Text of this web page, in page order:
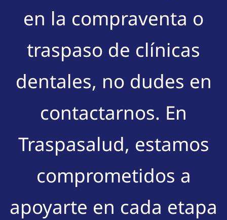
en la compraventa o
traspaso de clínicas
dentales, no dudes en
contactarnos. En
Traspasalud, estamos
comprometidos a
apoyarte en cada etapa